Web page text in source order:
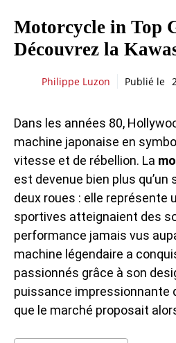
Motorcycle in Top
Découvrez la
Philippe Luzon Publié le
Dans les années 80,
machine japonaise en
vitesse et de rébellion. La
est devenue bien plus qu’un
deux roues : elle représente
sportives atteignaient des
performance jamais vus
machine légendaire a
passionnés grâce à son
puissance impressionnante
que le marché proposait